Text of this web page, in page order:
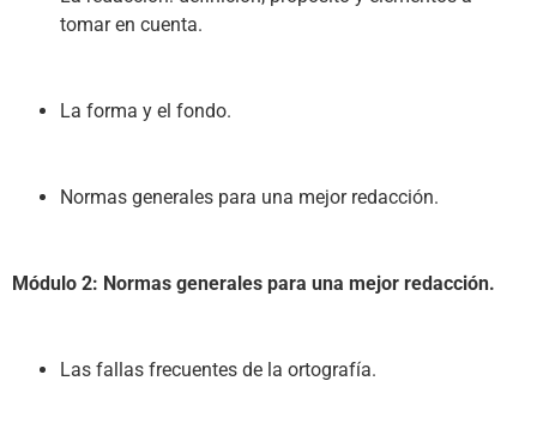
tomar en cuenta.
La forma y el fondo.
Normas generales para una mejor redacción.
Módulo 2: Normas generales para una mejor redacción.
Las fallas frecuentes de la ortografía.